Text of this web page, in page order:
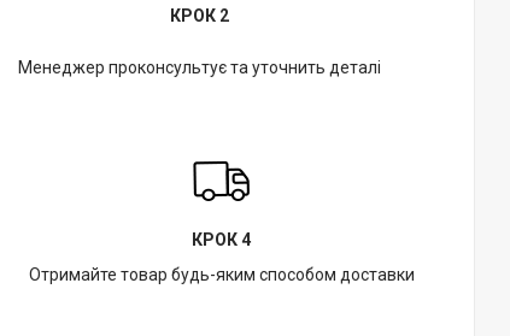
КРОК 2
Менеджер проконсультує та уточнить деталі
КРОК 4
Отримайте товар будь-яким способом доставки